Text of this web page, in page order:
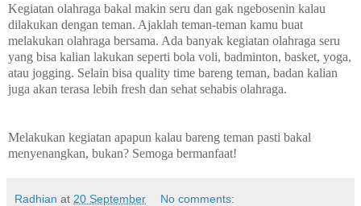
Kegiatan olahraga bakal makin seru dan gak ngebosenin kalau
dilakukan dengan teman. Ajaklah teman-teman kamu buat
melakukan olahraga bersama. Ada banyak kegiatan olahraga seru
yang bisa kalian lakukan seperti bola voli, badminton, basket, yoga,
atau jogging. Selain bisa quality time bareng teman, badan kalian
juga akan terasa lebih fresh dan sehat sehabis olahraga.
Melakukan kegiatan apapun kalau bareng teman pasti bakal
menyenangkan, bukan? Semoga bermanfaat!
Radhian at 20 September No comments: